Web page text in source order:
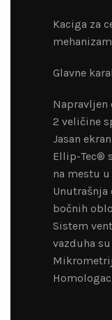
Kaciga za
Glavne
2 veličine
Jasan
Ellip-Tec®
na mestu
bočnih
Sistem
vazduha